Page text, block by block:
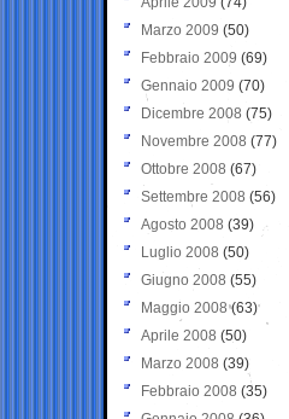
Marzo 2009 (50)
Febbraio 2009 (69)
Gennaio 2009 (70)
Dicembre 2008 (75)
Novembre 2008 (77)
Ottobre 2008 (67)
Settembre 2008 (56)
Agosto 2008 (39)
Luglio 2008 (50)
Giugno 2008 (55)
Maggio 2008(63)
Aprile 2008 (50)
Marzo 2008 (39)
Febbraio 2008 (35)